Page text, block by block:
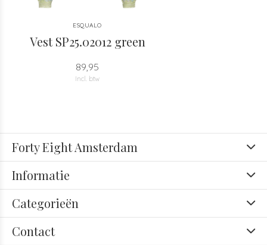
ESQUALO
Vest SP25.02012 green
89,95
Incl. btw
Forty Eight Amsterdam
Informatie
Categorieën
Contact